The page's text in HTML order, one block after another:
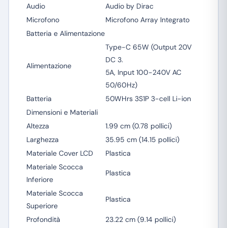
Audio
Audio by Dirac
Microfono
Microfono Array Integrato
Batteria e Alimentazione
Alimentazione
Type-C 65W (Output 20V
DC 3.
5A, Input 100-240V AC
50/60Hz)
Batteria
50WHrs 3S1P 3-cell Li-ion
Dimensioni e Materiali
Altezza
1.99 cm (0.78 pollici)
Larghezza
35.95 cm (14.15 pollici)
Materiale Cover LCD
Plastica
Materiale Scocca
Inferiore
Plastica
Materiale Scocca
Superiore
Plastica
Profondità 23.22 cm (9.14 pollici)